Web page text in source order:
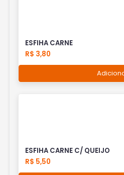
ESFIHA CARNE
R$ 3,80
ESFIHA CARNE C/ QUEIJO
R$ 5,50